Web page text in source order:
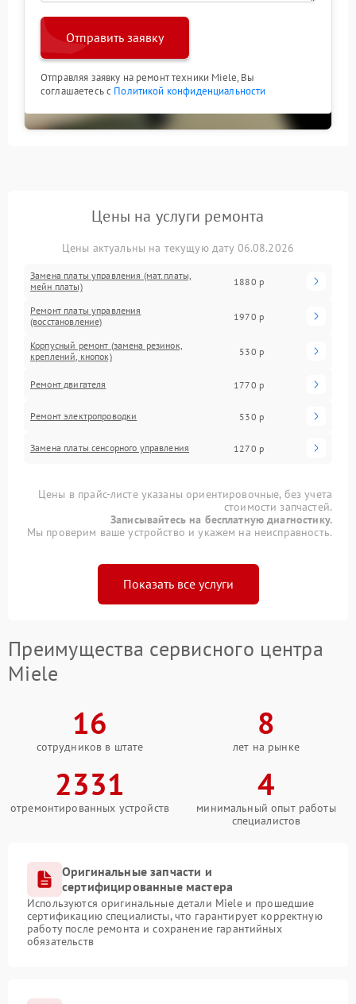
Отправить заявку
Отправляя заявку на ремонт техники Miele, Вы
соглашаетесь с Политикой конфиденциальности
Цены на услуги ремонта
Цены актуальны на текущую дату 06.08.2026
Замена платы управления (мат.платы,
мейн платы)
1880 р
Ремонт платы управления
(восстановление)
1970 р
Корпусный ремонт (замена резинок,
креплений, кнопок)
530 р
Ремонт двигателя 1770 р
Ремонт электропроводки 530 р
Замена платы сенсорного управления 1270 р
Цены в прайс-листе указаны ориентировочные, без учета
стоимости запчастей.
Записывайтесь на бесплатную диагностику.
Мы проверим ваше устройство и укажем на неисправность.
Показать все услуги
Преимущества сервисного центра
Miele
16
сотрудников в штате
8
лет на рынке
2331
отремонтированных устройств
4
минимальный опыт работы
специалистов
Оригинальные запчасти и
сертифицированные мастера
Используются оригинальные детали Miele и прошедшие
сертификацию специалисты, что гарантирует корректную
работу после ремонта и сохранение гарантийных
обязательств